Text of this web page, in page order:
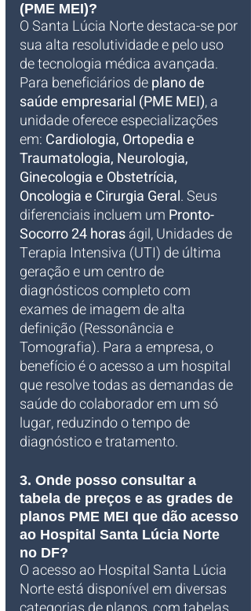
(PME MEI)?
O Santa Lúcia Norte destaca-se por
sua alta resolutividade e pelo uso
de tecnologia médica avançada.
Para beneficiários de plano de
saúde empresarial (PME MEI), a
unidade oferece especializações
em: Cardiologia, Ortopedia e
Traumatologia, Neurologia,
Ginecologia e Obstetrícia,
Oncologia e Cirurgia Geral. Seus
diferenciais incluem um Pronto-
Socorro 24 horas ágil, Unidades de
Terapia Intensiva (UTI) de última
geração e um centro de
diagnósticos completo com
exames de imagem de alta
definição (Ressonância e
Tomografia). Para a empresa, o
benefício é o acesso a um hospital
que resolve todas as demandas de
saúde do colaborador em um só
lugar, reduzindo o tempo de
diagnóstico e tratamento.
3. Onde posso consultar a
tabela de preços e as grades de
planos PME MEI que dão acesso
ao Hospital Santa Lúcia Norte
no DF?
O acesso ao Hospital Santa Lúcia
Norte está disponível em diversas